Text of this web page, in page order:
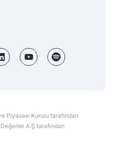
Piyasası Kurulu tarafından
A.Ş tarafından